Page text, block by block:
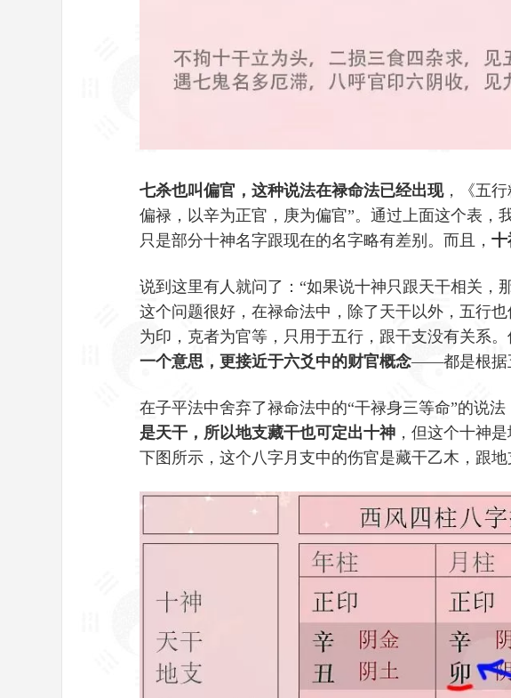
七杀也叫偏官，这种说法在禄命法已经出现，《五
偏禄，以辛为正官，庚为偏官”。通过上面这个表，
只是部分十神名字跟现在的名字略有差别。而且， 十
说到这里有人就问了：“如果说十神只跟天干相关，
这个问题很好，在禄命法中，除了天干以外，五行
为印，克者为官等，只用于五行，跟干支没有关系。
一个意思，更接近于六爻中的财官概念——都是根据
在子平法中舍弃了禄命法中的“干禄身三等命”的说
是天干，所以地支藏干也可定出十神 ，但这个十神
下图所示，这个八字月支中的伤官是藏干乙木，跟地